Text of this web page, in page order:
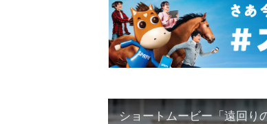
ショートムービー「遠回り